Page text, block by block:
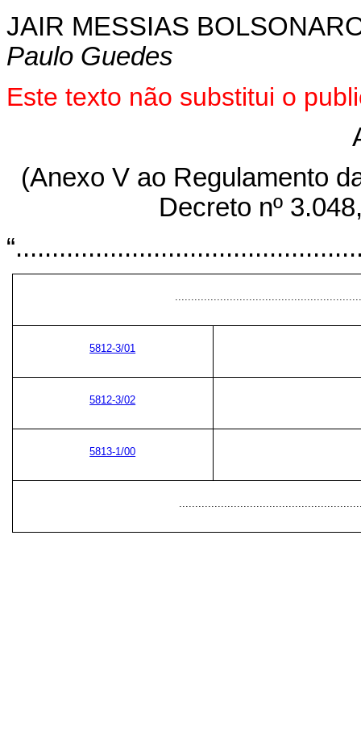
JAIR MESSIAS
Paulo Guedes
Este texto não substitui o
(Anexo V ao Regulamento
Decreto nº
5812-3/01
5812-3/02
5813-1/00